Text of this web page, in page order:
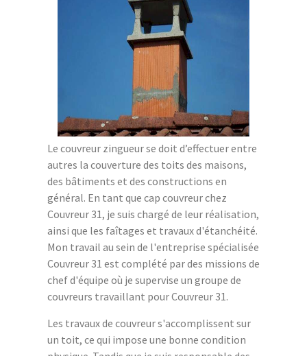
Le couvreur zingueur se doit d’effectuer entre
autres la couverture des toits des maisons,
des bâtiments et des constructions en
général. En tant que cap couvreur chez
Couvreur 31, je suis chargé de leur réalisation,
ainsi que les faîtages et travaux d'étanchéité.
Mon travail au sein de l'entreprise spécialisée
Couvreur 31 est complété par des missions de
chef d'équipe où je supervise un groupe de
couvreurs travaillant pour Couvreur 31.
Les travaux de couvreur s'accomplissent sur
un toit, ce qui impose une bonne condition